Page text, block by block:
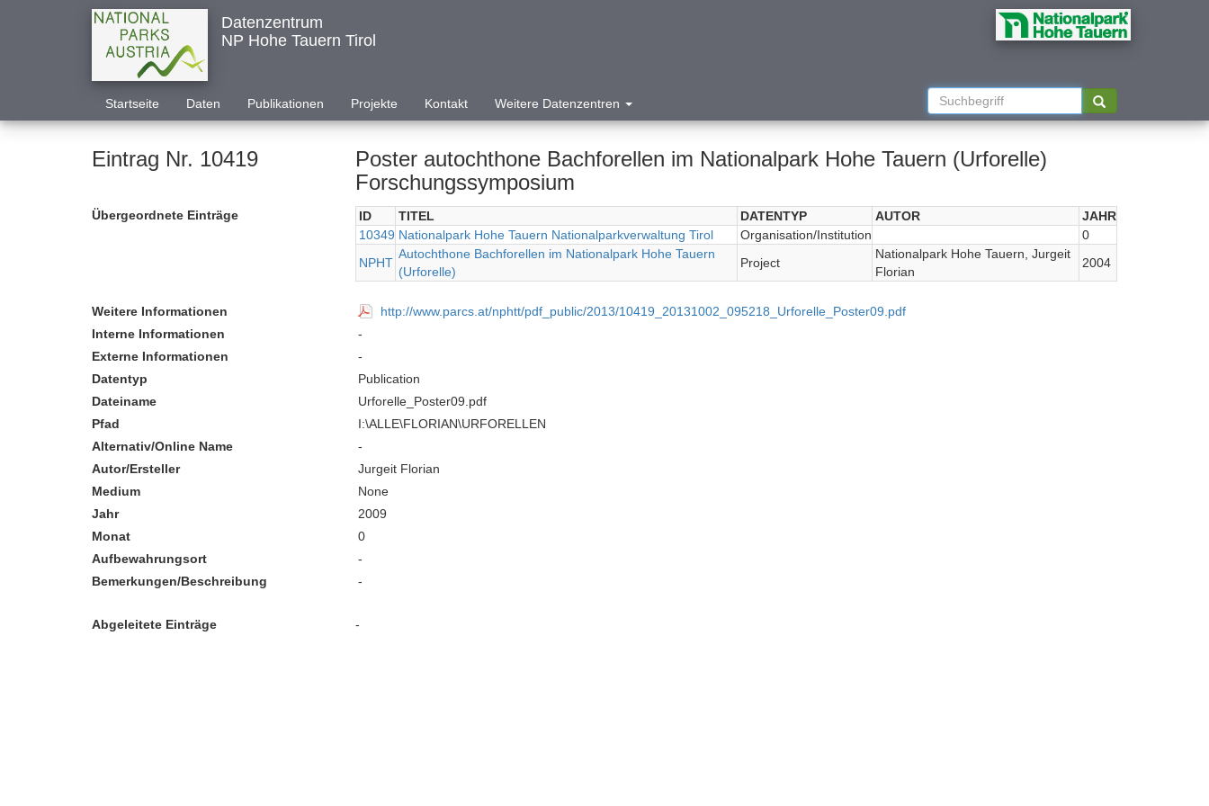
Datenzentrum
NP Hohe Tauern Tirol
Startseite Daten Publikationen Projekte Kontakt Weitere Datenzentren
Eintrag Nr. 10419
Poster autochthone Bachforellen im Nationalpark Hohe Tauern (Urforelle)
Forschungssymposium
Übergeordnete Einträge ID TITEL DATENTYP AUTOR
JAHR
10349 Nationalpark Hohe Tauern Nationalparkverwaltung Tirol Organisation/Institution
0
NPHT
Autochthone Bachforellen im Nationalpark Hohe Tauern
(Urforelle)
Project
Nationalpark Hohe Tauern, Jurgeit
Florian
2004
Weitere Informationen
http://www.parcs.at/nphtt/pdf_public/2013/10419_20131002_095218_Urforelle_Poster09.pdf
Interne Informationen
-
Externe Informationen
-
Datentyp
Publication
Dateiname
Urforelle_Poster09.pdf
Pfad
I:\ALLE\FLORIAN\URFORELLEN
Alternativ/Online Name
-
Autor/Ersteller
Jurgeit Florian
Medium
None
Jahr
2009
Monat
0
Aufbewahrungsort
-
Bemerkungen/Beschreibung
-
Abgeleitete Einträge -